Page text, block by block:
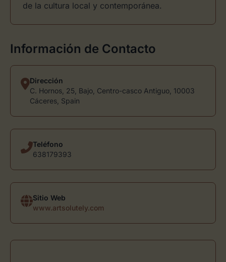
de la cultura local y contemporánea.
Información de Contacto
Dirección
C. Hornos, 25, Bajo, Centro-casco Antiguo, 10003
Cáceres, Spain
Teléfono
638179393
Sitio Web
www.artsolutely.com